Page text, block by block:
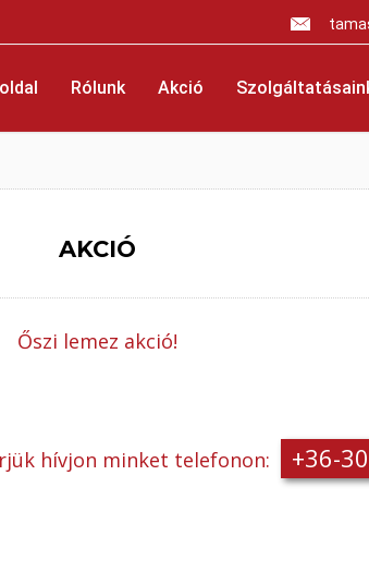
Rólunk Akció
AKCIÓ
Őszi lemez akció!
hívjon minket telefonon: +36-